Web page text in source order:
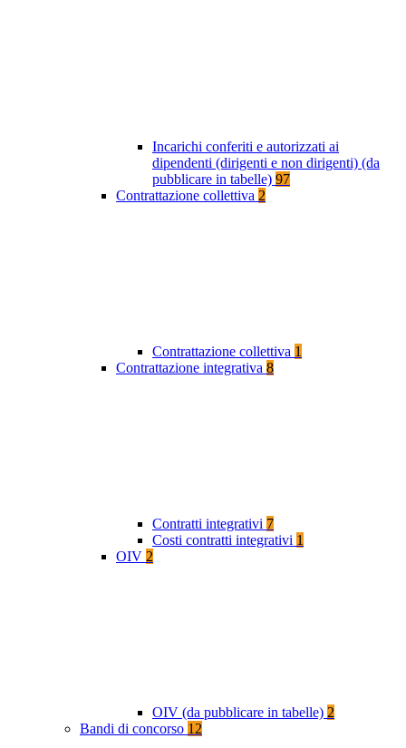
Incarichi conferiti e autorizzati ai
dipendenti (dirigenti e non dirigenti) (da
pubblicare in tabelle) 97
Contrattazione collettiva 2
Contrattazione collettiva 1
Contrattazione integrativa 8
Contratti integrativi 7
Costi contratti integrativi 1
OIV 2
OIV (da pubblicare in tabelle) 2
Bandi di concorso 12